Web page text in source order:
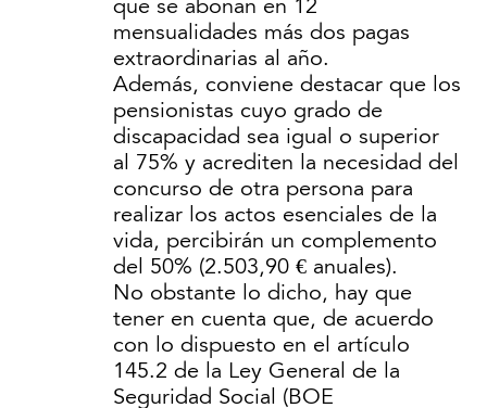
que se abonan en 12
mensualidades más dos pagas
extraordinarias al año.
Además, conviene destacar que los
pensionistas cuyo grado de
discapacidad sea igual o superior
al 75% y acrediten la necesidad del
concurso de otra persona para
realizar los actos esenciales de la
vida, percibirán un complemento
del 50% (2.503,90 € anuales).
No obstante lo dicho, hay que
tener en cuenta que, de acuerdo
con lo dispuesto en el artículo
145.2 de la Ley General de la
Seguridad Social (BOE